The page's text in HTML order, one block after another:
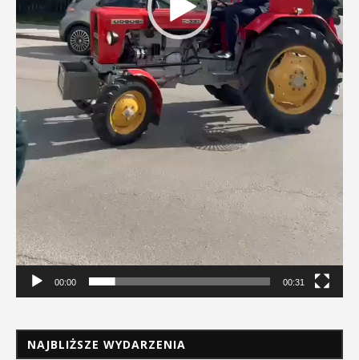
00:00 00:31
NAJBLIŻSZE WYDARZENIA